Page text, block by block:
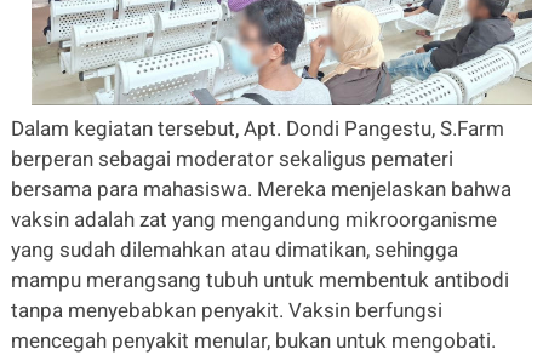
Dalam kegiatan tersebut, Apt. Dondi Pangestu, S.Farm
berperan sebagai moderator sekaligus pemateri
bersama para mahasiswa. Mereka menjelaskan bahwa
vaksin adalah zat yang mengandung mikroorganisme
yang sudah dilemahkan atau dimatikan, sehingga
mampu merangsang tubuh untuk membentuk antibodi
tanpa menyebabkan penyakit. Vaksin berfungsi
mencegahpenyakit menular, bukan untuk mengobati.